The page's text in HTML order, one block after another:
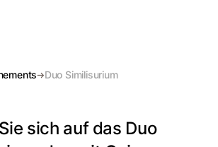
Duo Similisurium
sich auf das Duo